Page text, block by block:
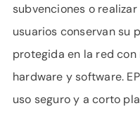
subvenciones o
usuarios conservan su
protegida en la red
hardware y software.
uso seguro y a corto